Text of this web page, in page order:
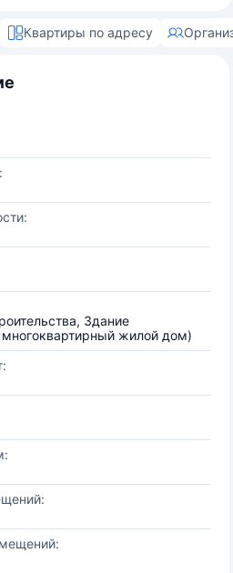
Квартиры по адресу
Здание
жилой дом)